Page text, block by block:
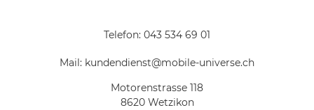
Telefon: 043 534 69 01
Mail: kundendienst@mobile-universe.ch
Motorenstrasse 118
8620 Wetzikon